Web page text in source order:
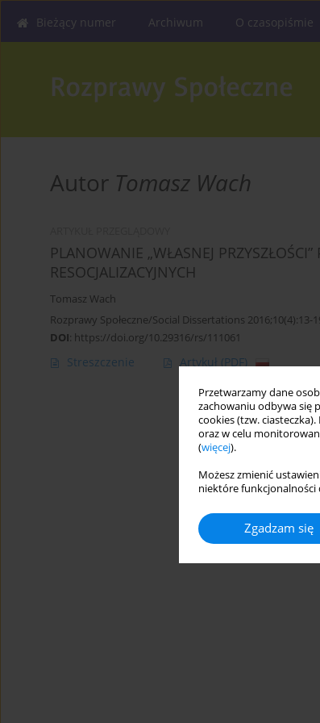
Przetwarzamy dane
zachowaniu odbywa się
cookies (tzw.
oraz w celu
(więcej).
Możesz zmienić
niektóre
Zgadzam się
Bieżący numer Archiwum O czasopiśmie
Autor Tomasz Wach
PLANOWANIE „WŁASNEJ
RESOCJALIZACYJNYCH
Tomasz Wach
Rozprawy Społeczne/Social Dissertations 2016;10(4):13-
DOI: https://doi.org/10.29316/rs/111061
Streszczenie Artykuł (PDF)